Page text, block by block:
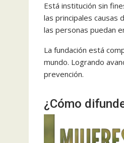
Está institución sin
las principales causas
las personas puedan
La fundación está
mundo. Logrando
prevención.
¿Cómo